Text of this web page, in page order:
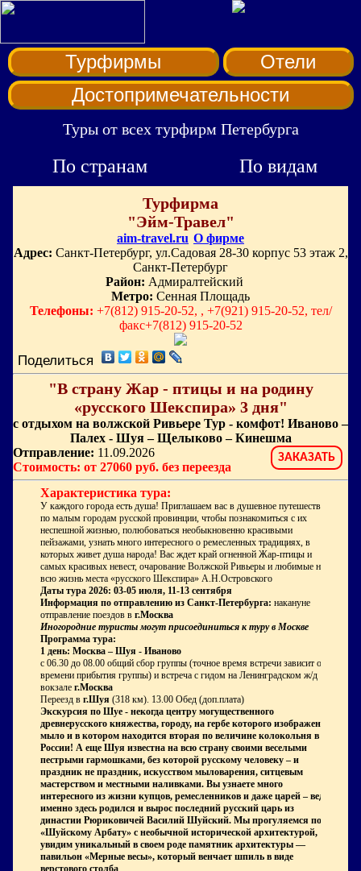
Турфирмы
Отели
Достопримечательности
Туры от всех турфирм Петербурга
По странам По видам
Турфирма
"Эйм-Травел"
aim-travel.ru О фирме
Адрес: Санкт-Петербург, ул.Садовая 28-30 корпус 53 этаж 2,
Санкт-Петербург
Район: Адмиралтейский
Метро: Сенная Площадь
Телефоны: +7(812) 915-20-52, , +7(921) 915-20-52, тел/
факс+7(812) 915-20-52
Поделиться
"В страну Жар - птицы и на родину
«русского Шекспира» 3 дня"
с отдыхом на волжской Ривьере Тур - комфот! Иваново –
Палех - Шуя – Щелыково – Кинешма
ЗАКАЗАТЬ
Отправление: 11.09.2026
Стоимость: от 27060 руб. без переезда
Характеристика тура:
У каждого города есть душа! Приглашаем вас в душевное путешествие
по малым городам русской провинции, чтобы познакомиться с их
неспешной жизнью, полюбоваться необыкновенно красивыми
пейзажами, узнать много интересного о ремесленных традициях, в
которых живет душа народа! Вас ждет край огненной Жар-птицы и
самых красивых невест, очарование Волжской Ривьеры и любимые на
всю жизнь места «русского Шекспира» А.Н.Островского
Даты тура 2026: 03-05 июля, 11-13 сентября
Информация по отправлению из Санкт-Петербурга: накануне
отправление поездов в г.Москва
Иногородние туристы могут присоединиться к туру в Москве
Программа тура:
1 день: Москва – Шуя - Иваново
с 06.30 до 08.00 общий сбор группы (точное время встречи зависит от
времени прибытия группы) и встреча с гидом на Ленинградском ж/д
вокзале г.Москва
Переезд в г.Шуя (318 км). 13.00 Обед (доп.плата)
Экскурсия по Шуе - некогда центру могущественного
древнерусского княжества, городу, на гербе которого изображено
мыло и в котором находится вторая по величине колокольня в
России! А еще Шуя известна на всю страну своими веселыми
пестрыми гармошками, без которой русскому человеку – и
праздник не праздник, искусством мыловарения, ситцевым
мастерством и местными наливками. Вы узнаете много
интересного из жизни купцов, ремесленников и даже царей – ведь
именно здесь родился и вырос последний русский царь из
династии Рюриковичей Василий Шуйский. Мы прогуляемся по
«Шуйскому Арбату» с необычной исторической архитектурой,
увидим уникальный в своем роде памятник архитектуры —
павильон «Мерные весы», который венчает шпиль в виде
верстового столба